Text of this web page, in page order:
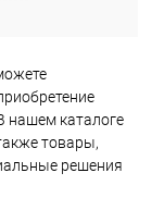
нашем каталоге
товары,
решения